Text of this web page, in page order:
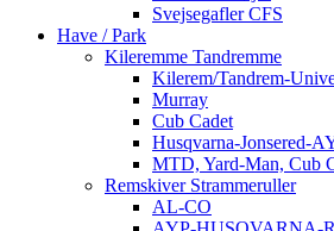
Svejsegafler CFS
Have / Park
Kileremme Tandremme
Kilerem/Tandrem-
Murray
Cub Cadet
Husqvarna-Jonsered-
MTD, Yard-Man, Cub
Remskiver Strammeruller
AL-CO